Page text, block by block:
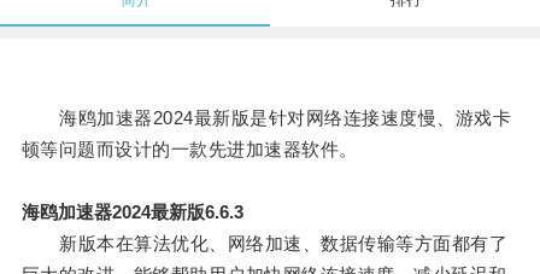
海鸥加速器2024最新版是针对网络连接速度慢、游戏卡
顿等问题而设计的一款先进加速器软件。
海鸥加速器2024最新版6.6.3
新版本在算法优化、网络加速、数据传输等方面都有了